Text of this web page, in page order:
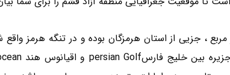
با مساحتی حدود ۱۵۰۰ کیلومتر مربع ، جزیی از استان هرمزگان بوده و در